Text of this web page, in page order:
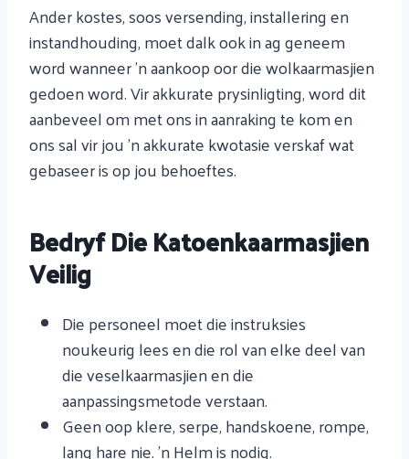
Ander kostes, soos versending, installering en
instandhouding, moet dalk ook in ag geneem
word wanneer 'n aankoop oor die wolkaarmasjien
gedoen word. Vir akkurate prysinligting, word dit
aanbeveel om met ons in aanraking te kom en
ons sal vir jou 'n akkurate kwotasie verskaf wat
gebaseer is op jou behoeftes.
Bedryf Die Katoenkaarmasjien
Veilig
Die personeel moet die instruksies
noukeurig lees en die rol van elke deel van
die veselkaarmasjien en die
aanpassingsmetode verstaan.
Geen oop klere, serpe, handskoene, rompe,
lang hare nie. 'n Helm is nodig.